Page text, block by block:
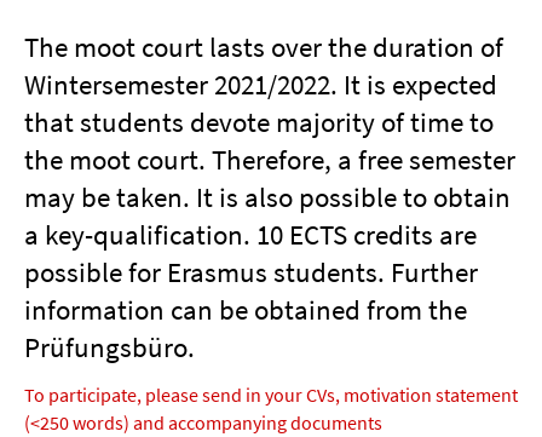
The moot court lasts over the duration of
Wintersemester 2021/2022. It is expected
that students devote majority of time to
the moot court. Therefore, a free semester
may be taken. It is also possible to obtain
a key-qualification. 10 ECTS credits are
possible for Erasmus students. Further
information can be obtained from the
Prüfungsbüro.
To participate, please send in your CVs, motivation statement
(<250 words) and accompanying documents